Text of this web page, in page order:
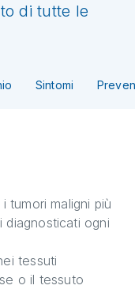
di tutte le
Sintomi
tumori maligni più
diagnosticati ogni
tessuti
o il tessuto